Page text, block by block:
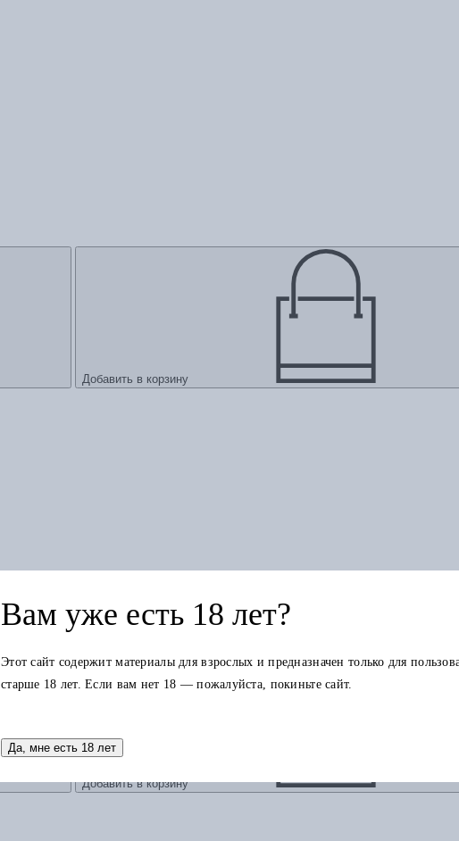
Добавить в корзину
Добавить в корзину
Вам уже есть 18 лет?
Этот сайт содержит материалы для взрослых и предназначен только для
старше 18 лет. Если вам нет 18 — пожалуйста, покиньте сайт.
Да, мне есть 18 лет